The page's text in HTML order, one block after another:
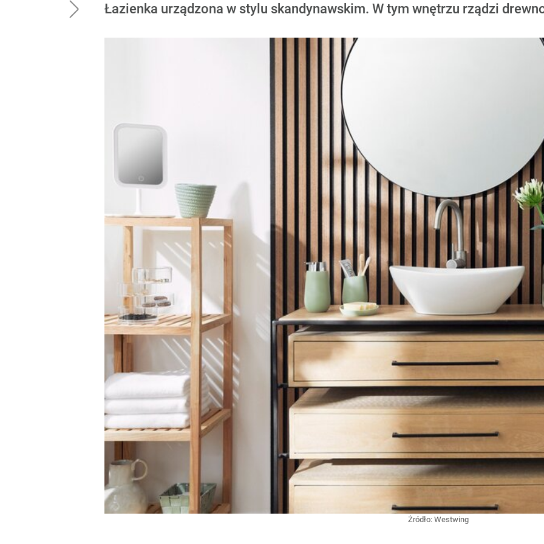
Łazienka urządzona w stylu skandynawskim. W tym wnętrzu rządzi
Żródło: Westwing